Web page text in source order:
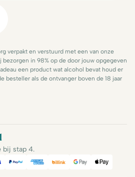
verpakt en verstuurd met een van onze
in 98% op de door jouw opgegeven
een product wat alcohol bevat houd er
besteller als de ontvanger boven de 18 jaar
bij stap 4.
PayPalAmerican Express
BillinkGoogle Pay
Apple